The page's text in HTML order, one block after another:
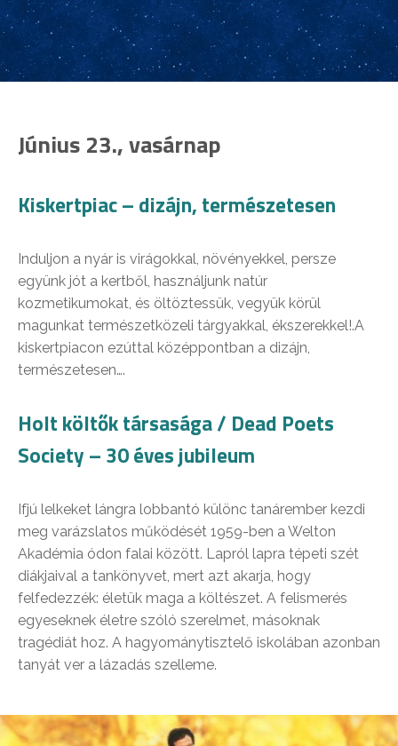
Június 23., vasárnap
Kiskertpiac – dizájn, természetesen
Induljon a nyár is virágokkal, növényekkel, persze
együnk jót a kertből, használjunk natúr
kozmetikumokat, és öltöztessük, vegyük körül
magunkat természetközeli tárgyakkal, ékszerekkel!.A
kiskertpiacon ezúttal középpontban a dizájn,
természetesen….
Holt költők társasága / Dead Poets
Society – 30 éves jubileum
Ifjú lelkeket lángra lobbantó különc tanárember kezdi
meg varázslatos működését 1959-ben a Welton
Akadémia ódon falai között. Lapról lapra tépeti szét
diákjaival a tankönyvet, mert azt akarja, hogy
felfedezzék: életük maga a költészet. A felismerés
egyeseknek életre szóló szerelmet, másoknak
tragédiát hoz. A hagyománytisztelő iskolában azonban
tanyát ver a lázadás szelleme.